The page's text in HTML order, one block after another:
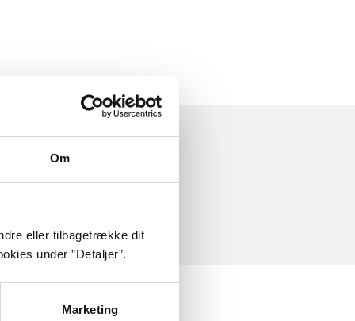
Om
eller tilbagetrække dit
under ”Detaljer”.
Marketing